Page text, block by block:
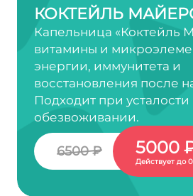
КОКТЕЙЛЬ
Капельница «Коктейль
витамины и
энергии, иммунитета и
восстановления после
Подходит при усталости
обезвоживании.
6500 ₽ 5000
Действует до